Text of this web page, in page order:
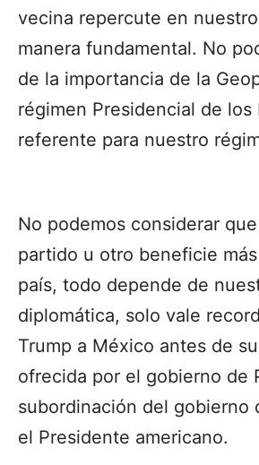
vecina repercute en
manera fundamental. No
de la importancia de la
régimen Presidencial de los
referente para nuestro
No podemos considerar
partido u otro beneficie
país, todo depende de
diplomática, solo vale
Trump a México antes de
ofrecida por el gobierno de
subordinación del gobierno
el Presidente americano.